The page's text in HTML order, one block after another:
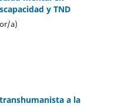
y TND
a)
a la